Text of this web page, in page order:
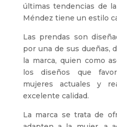
últimas tendencias de
Méndez tiene un estilo
Las prendas son
por una de sus dueñas,
la marca, quien como
los diseños que
mujeres actuales y
excelente calidad.
La marca se trata de